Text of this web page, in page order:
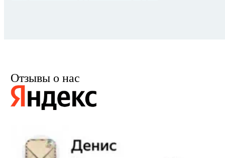
Отзывы о нас